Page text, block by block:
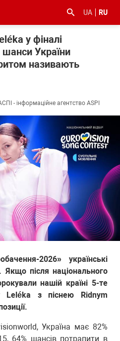
UA RU
у фіналі
України
називають
- інформаційне агентство ASPI
2026» українські
Якщо після національного
нашій країні 5-те
Leléka з піснею Ridnym
Україна має 82%
64% шансів потрапити в